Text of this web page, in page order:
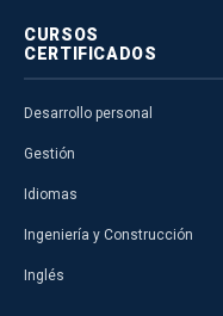
CURSOS
CERTIFICADOS
Desarrollo personal
Gestión
Idiomas
Ingeniería y Construcción
Inglés